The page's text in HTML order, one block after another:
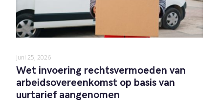
juni 25, 2026
Wet invoering rechtsvermoeden van
arbeidsovereenkomst op basis van
uurtarief aangenomen